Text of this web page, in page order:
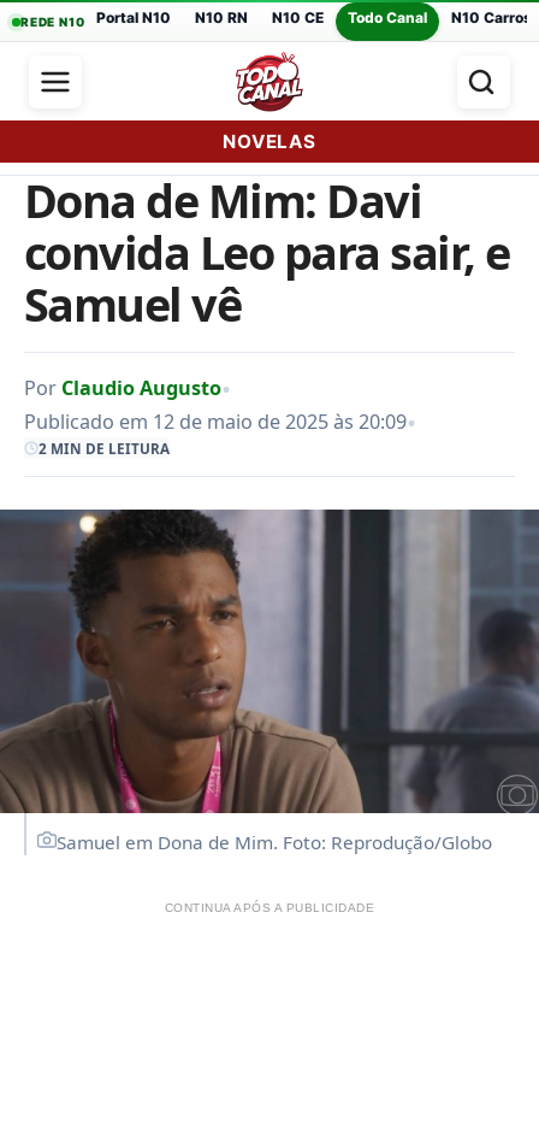
REDE N10 Portal N10 N10 RN N10 CE Todo Canal N10 Carros
NOVELAS
Dona de Mim: Davi
convida Leo para sair, e
Samuel vê
Por Claudio Augusto•
Publicado em 12 de maio de 2025 às 20:09•
2 MIN DE LEITURA
Samuel em Dona de Mim. Foto: Reprodução/Globo
CONTINUA APÓS A PUBLICIDADE